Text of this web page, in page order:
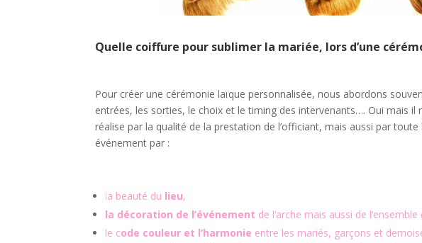
Quelle coiffure pour sublimer la mariée, lors d’une
Pour créer une cérémonie laïque personnalisée, nous abordons
entrées, les sorties, le choix et le timing des intervenants…. Oui mais il
réalise par la qualité de la prestation de l’officiant, mais aussi par toute
événement par :
la beauté du lieu,
la décoration de l’événement de l’arche mais aussi de
le code couleur et l’harmonie entre les mariés, garçons et